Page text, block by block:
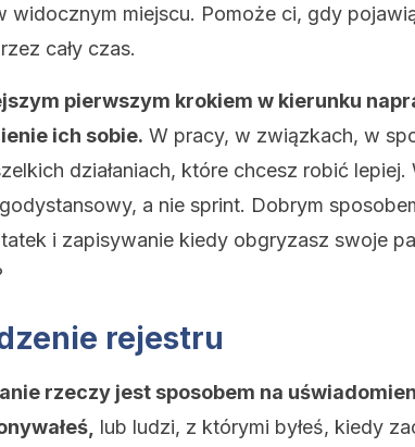
widocznym miejscu. Pomoże ci, gdy
cały czas.
pierwszym krokiem w kierunku
ich sobie. W pracy, w związkach, w
działaniach, które chcesz robić
a nie sprint. Dobrym
i zapisywanie kiedy obgryzasz swoje
rejestru
rzeczy jest sposobem na
lub ludzi, z którymi byłeś, kiedy